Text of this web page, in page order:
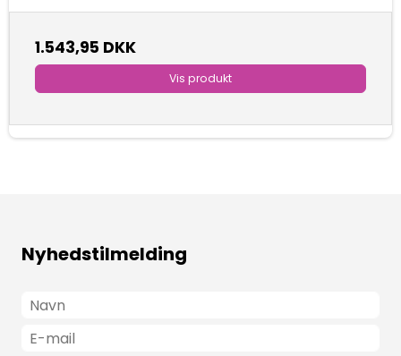
1.543,95 DKK
Vis produkt
Nyhedstilmelding